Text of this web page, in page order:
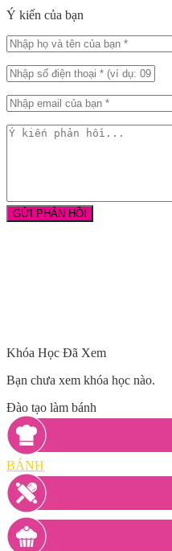
Ý kiến của bạn
Khóa Học Đã Xem
Bạn chưa xem khóa học nào.
Đào tạo làm bánh
BÁNH